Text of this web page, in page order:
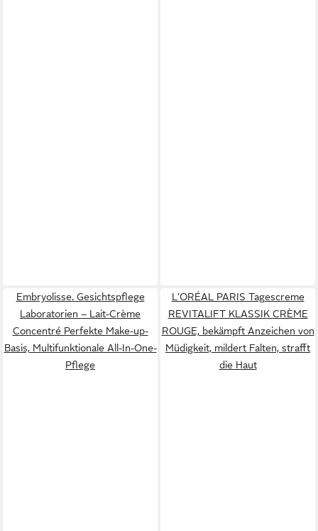
Embryolisse. Gesichtspflege
Laboratorien – Lait-Crème
Concentré Perfekte Make-up-
Basis, Multifunktionale All-In-One-
Pflege
L'ORÉAL PARIS Tagescreme
REVITALIFT KLASSIK CRÈME
ROUGE, bekämpft Anzeichen von
Müdigkeit, mildert Falten, strafft
die Haut